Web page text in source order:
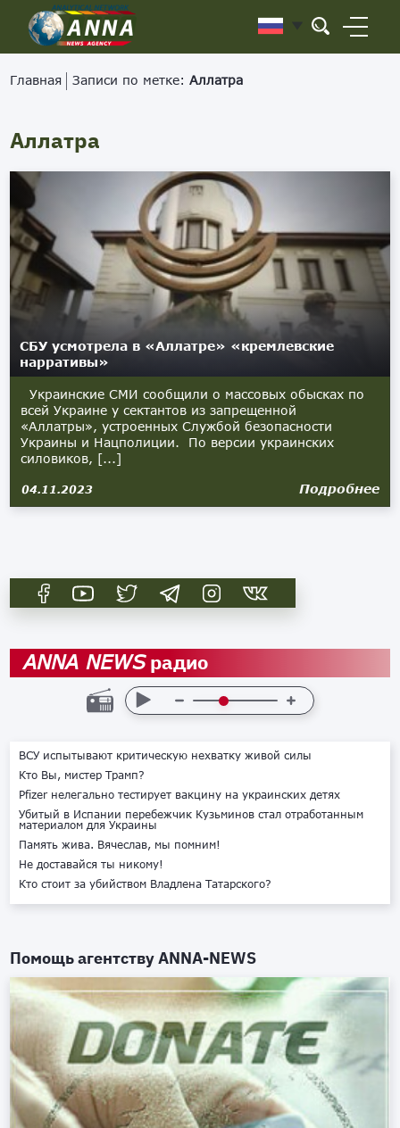
Главная Записи по метке:Аллатра
Аллатра
СБУ усмотрела в «Аллатре» «кремлевские
нарративы»
Украинские СМИ сообщили о массовых обысках по
всей Украине у сектантов из запрещенной
«Аллатры», устроенных Службой безопасности
Украины и Нацполиции. По версии украинских
силовиков, [...]
04.11.2023 Подробнее
ANNA NEWSрадио
ВСУ испытывают критическую нехватку живой силы
Кто Вы, мистер Трамп?
Pfizer нелегально тестирует вакцину на украинских детях
Убитый в Испании перебежчик Кузьминов стал отработанным
материалом для Украины
Память жива. Вячеслав, мы помним!
Не доставайся ты никому!
Кто стоит за убийством Владлена Татарского?
Помощь агентствуANNA-NEWS